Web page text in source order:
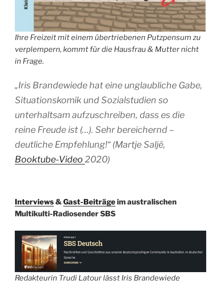
Ihre Freizeit mit einem übertriebenen Putzpensum zu
verplempern, kommt für die Hausfrau & Mutter nicht
in Frage.
„Iris Brandewiede hat eine unglaubliche Gabe,
Situationskomik und Sozialstudien so
unterhaltsam aufzuschreiben, dass es die
reine Freude ist (…). Sehr bereichernd –
deutliche Empfehlung!“ (Martje Saljé,
Booktube-Video 2020)
Interviews&Gast-Beiträgeim australischen
Multikulti-Radiosender SBS
Redakteurin Trudi Latour lässt Iris Brandewiede